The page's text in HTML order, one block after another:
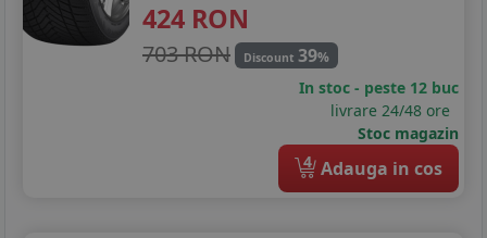
295/40R20 424 RON
703 RON Discount 39%
In stoc - peste 12 buc
livrare 24/48 ore
Stoc magazin
4 Adauga in cos